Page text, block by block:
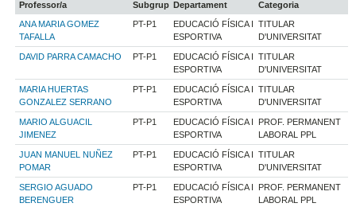
Professor/a Subgrup Departament
Categoria
ANA MARIA GOMEZ
TAFALLA
PT-P1
EDUCACIÓ FÍSICA I
ESPORTIVA
TITULAR
D'UNIVERSITAT
DAVID PARRA CAMACHO PT-P1
EDUCACIÓ FÍSICA I
ESPORTIVA
TITULAR
D'UNIVERSITAT
MARIA HUERTAS
GONZALEZ SERRANO
PT-P1
EDUCACIÓ FÍSICA I
ESPORTIVA
TITULAR
D'UNIVERSITAT
MARIO ALGUACIL
JIMENEZ
PT-P1
EDUCACIÓ FÍSICA I
ESPORTIVA
PROF. PERMANENT
LABORAL PPL
JUAN MANUEL NUÑEZ
POMAR
PT-P1
EDUCACIÓ FÍSICA I
ESPORTIVA
TITULAR
D'UNIVERSITAT
SERGIO AGUADO
BERENGUER
PT-P1
EDUCACIÓ FÍSICA I
ESPORTIVA
PROF. PERMANENT
LABORAL PPL